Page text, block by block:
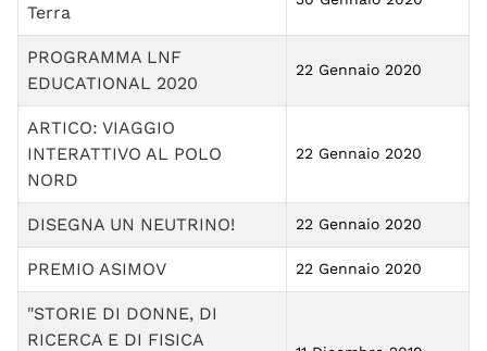
Terra
PROGRAMMA LNF
EDUCATIONAL 2020
22 Gennaio 2020
ARTICO: VIAGGIO
INTERATTIVO AL POLO
NORD
22 Gennaio 2020
DISEGNA UN NEUTRINO! 22 Gennaio 2020
PREMIO ASIMOV 22 Gennaio 2020
"STORIE DI DONNE, DI
RICERCA E DI FISICA